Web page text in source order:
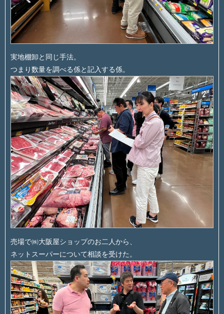
実地棚卸と同じ手法。
つまり数量を調べる係と記入する係。
売場で㈱大阪屋ショップのお二人から、
ネットスーパーについて相談を受けた。